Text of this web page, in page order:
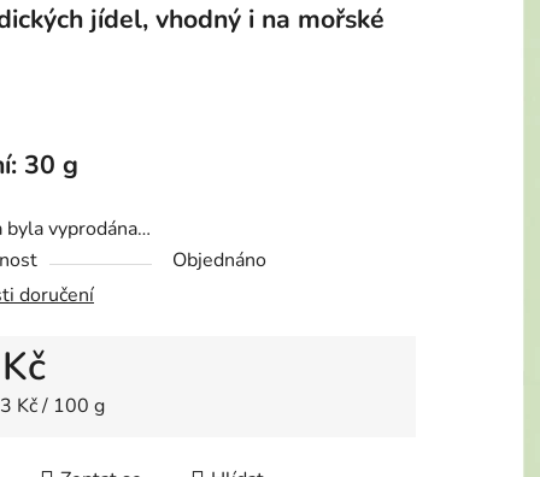
jídel, vhodný i na mořské
30 g
byla vyprodána…
Objednáno
doručení
Kč / 100 g